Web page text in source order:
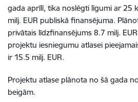
gada aprīlī, tika noslēgti līgumi ar 25
milj. EUR publiskā finansējuma.
privātais līdzfinansējums 8.7 milj.
projektu iesniegumu atlasei
ir 15.5 milj. EUR.
Projektu atlase plānota no šā gada
beigām.